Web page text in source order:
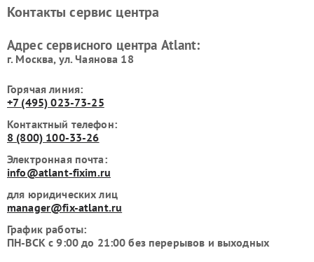
Контакты сервис центра
Адрес сервисного центра Atlant:
г. Москва, ул. Чаянова 18
Горячая линия:
+7 (495) 023-73-25
Контактный телефон:
8 (800) 100-33-26
Электронная почта:
info@atlant-fixim.ru
для юридических лиц
manager@fix-atlant.ru
График работы:
ПН-ВСК с 9:00 до 21:00 без перерывов и выходных